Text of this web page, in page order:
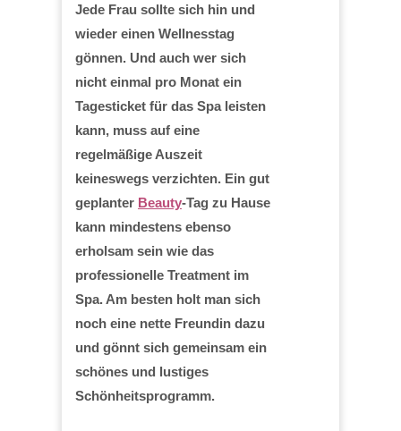
Jede Frau sollte sich hin und
wieder einen Wellnesstag
gönnen. Und auch wer sich
nicht einmal pro Monat ein
Tagesticket für das Spa leisten
kann, muss auf eine
regelmäßige Auszeit
keineswegs verzichten. Ein gut
geplanter Beauty-Tag zu Hause
kann mindestens ebenso
erholsam sein wie das
professionelle Treatment im
Spa. Am besten holt man sich
noch eine nette Freundin dazu
und gönnt sich gemeinsam ein
schönes und lustiges
Schönheitsprogramm.